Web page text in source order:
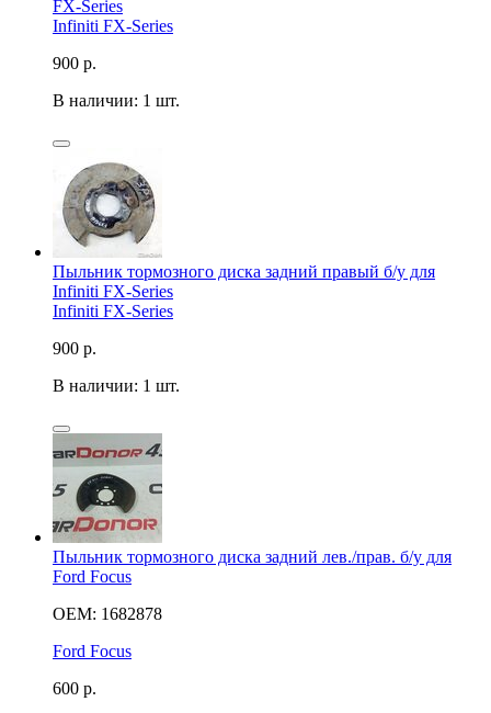
FX-Series
Infiniti FX-Series
900 р.
В наличии: 1 шт.
Пыльник тормозного диска задний правый б/у для
Infiniti FX-Series
Infiniti FX-Series
900 р.
В наличии: 1 шт.
Пыльник тормозного диска задний лев./прав. б/у для
Ford Focus
OEM: 1682878
Ford Focus
600 р.